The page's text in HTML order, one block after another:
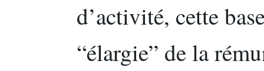
d’activité, cette
“élargie” de la